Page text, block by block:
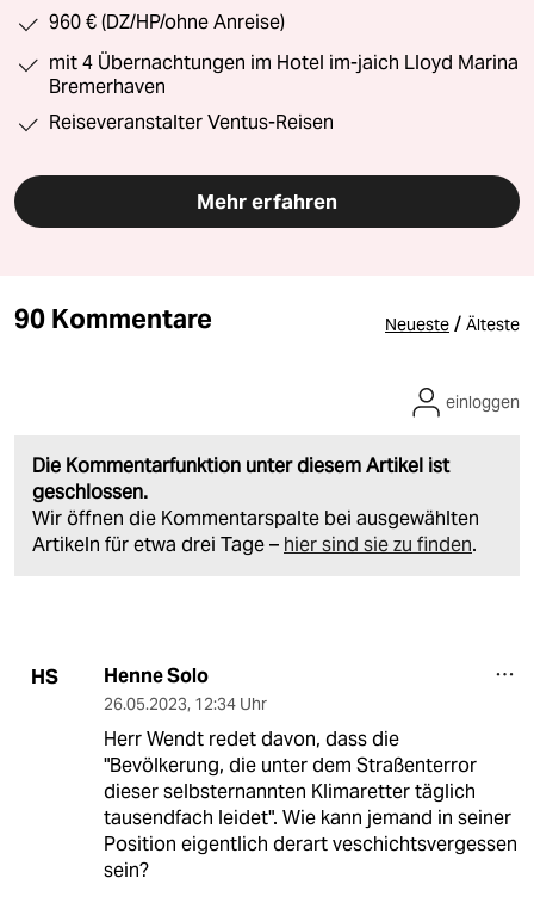
960 € (DZ/HP/ohne Anreise)
mit 4 Übernachtungen im Hotel im-jaich Lloyd Marina
Bremerhaven
Reiseveranstalter Ventus-Reisen
Mehr erfahren
90 Kommentare Neueste / Älteste
Die Kommentarfunktion unter diesem Artikel ist
geschlossen.
Wir öffnen die Kommentarspalte bei ausgewählten
Artikeln für etwa drei Tage – hier sind sie zu finden.
einloggen
HS Henne Solo
26.05.2023, 12:34 Uhr
Herr Wendt redet davon, dass die
"Bevölkerung, die unter dem Straßenterror
dieser selbsternannten Klimaretter täglich
tausendfach leidet". Wie kann jemand in seiner
Position eigentlich derart veschichtsvergessen
sein?